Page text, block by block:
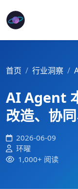
首页 行业洞察
AI Agent
改造、协
2026-06-09
环曜
1,000+ 阅读